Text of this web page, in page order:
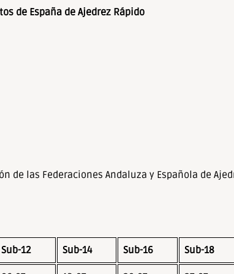
de España de Ajedrez Rápido
de las Federaciones Andaluza y Española de
Sub-12 Sub-14 Sub-16 Sub-18